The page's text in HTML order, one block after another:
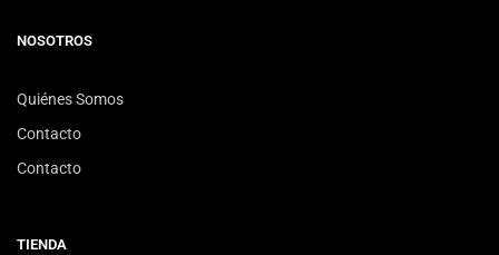
NOSOTROS
Quiénes Somos
Contacto
Contacto
TIENDA